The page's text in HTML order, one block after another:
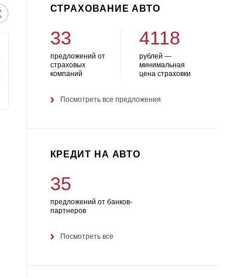
СТРАХОВАНИЕ АВТО
33
предложений от
страховых
компаний
4118
рублей —
минимальная
цена страховки
Посмотреть все предложения
КРЕДИТ НА АВТО
35
предложений от банков-
партнеров
Посмотреть все